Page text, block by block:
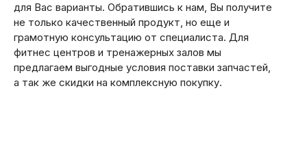
для Вас варианты. Обратившись к нам, Вы получите
не только качественный продукт, но еще и
грамотную консультацию от специалиста. Для
фитнес центров и тренажерных залов мы
предлагаем выгодные условия поставки запчастей,
а так же скидки на комплексную покупку.